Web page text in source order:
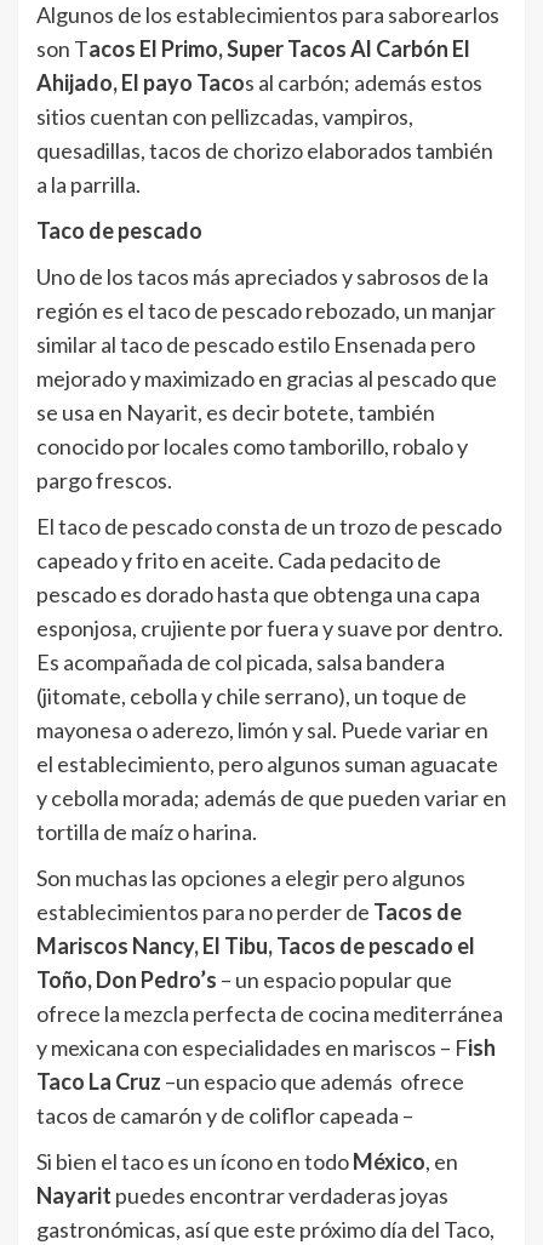
Algunos de los establecimientos para saborearlos
son Tacos El Primo, Super Tacos Al Carbón El
Ahijado, El payo Tacos al carbón; además estos
sitios cuentan con pellizcadas, vampiros,
quesadillas, tacos de chorizo elaborados también
a la parrilla.
Taco de pescado
Uno de los tacos más apreciados y sabrosos de la
región es el taco de pescado rebozado, un manjar
similar al taco de pescado estilo Ensenada pero
mejorado y maximizado en gracias al pescado que
se usa en Nayarit, es decir botete, también
conocido por locales como tamborillo, robalo y
pargo frescos.
El taco de pescado consta de un trozo de pescado
capeado y frito en aceite. Cada pedacito de
pescado es dorado hasta que obtenga una capa
esponjosa, crujiente por fuera y suave por dentro.
Es acompañada de col picada, salsa bandera
(jitomate, cebolla y chile serrano), un toque de
mayonesa o aderezo, limón y sal. Puede variar en
el establecimiento, pero algunos suman aguacate
y cebolla morada; además de que pueden variar en
tortilla de maíz o harina.
Son muchas las opciones a elegir pero algunos
establecimientos para no perder de Tacos de
Mariscos Nancy, El Tibu, Tacos de pescado el
Toño, Don Pedro’s – un espacio popular que
ofrece la mezcla perfecta de cocina mediterránea
y mexicana con especialidades en mariscos – Fish
Taco La Cruz –un espacio que además ofrece
tacos de camarón y de coliflor capeada –
Si bien el taco es un ícono en todoMéxico, en
Nayarit puedes encontrar verdaderas joyas
gastronómicas, así que este próximo día del Taco,